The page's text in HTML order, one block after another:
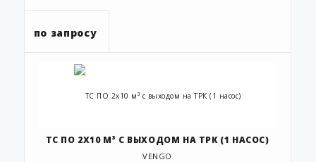
по запросу
ТС ПО 2Х10 М³ С ВЫХОДОМ НА ТРК (1 НАСОС)
VENGO